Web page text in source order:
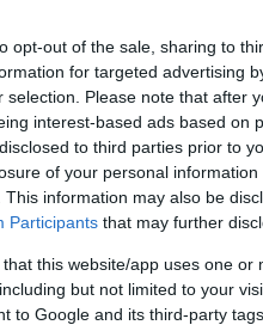
opt-out of the sale, sharing to
for targeted advertising
selection. Please note that after
interest-based ads based on
to third parties prior to
of your personal
This information may also be
Participants that may further
that this website/app uses one
but not limited to your
to Google and its third-party
keverjük el benne az
felfut.
lisztet, a sót, a vajat és a
élesztős tejet, és
hozzá még egy kevés
és hagyjuk kelni